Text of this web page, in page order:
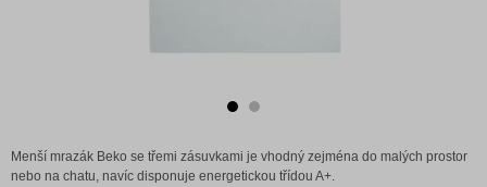
Menší mrazák Beko se třemi zásuvkami je vhodný zejména do malých prostor
nebo na chatu, navíc disponuje energetickou třídou A+.